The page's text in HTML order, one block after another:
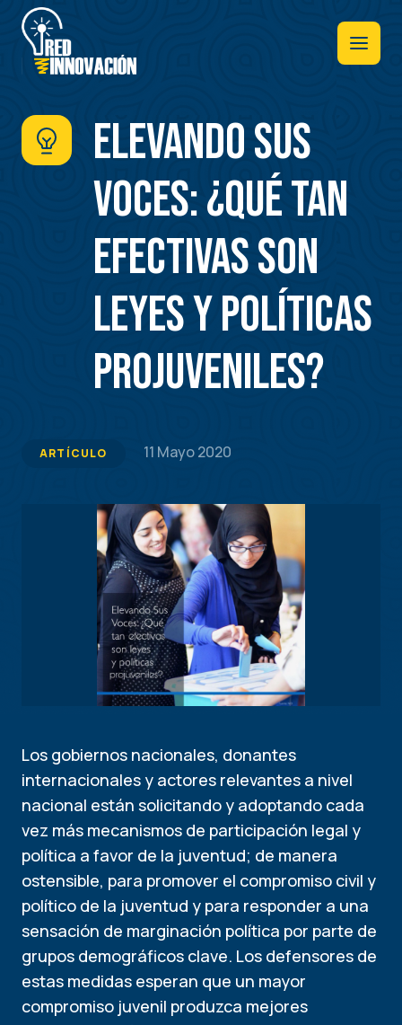
Pasar
contenido
principal
Elevando Sus
Voces: ¿Qué tan
efectivas son
leyes y políticas
projuveniles?
ARTÍCULO 11 Mayo 2020
Los gobiernos nacionales, donantes
internacionales y actores relevantes a nivel
nacional están solicitando y adoptando cada
vez más mecanismos de participación legal y
política a favor de la juventud; de manera
ostensible, para promover el compromiso civil y
político de la juventud y para responder a una
sensación de marginación política por parte de
grupos demográficos clave. Los defensores de
estas medidas esperan que un mayor
compromiso juvenil produzca mejores